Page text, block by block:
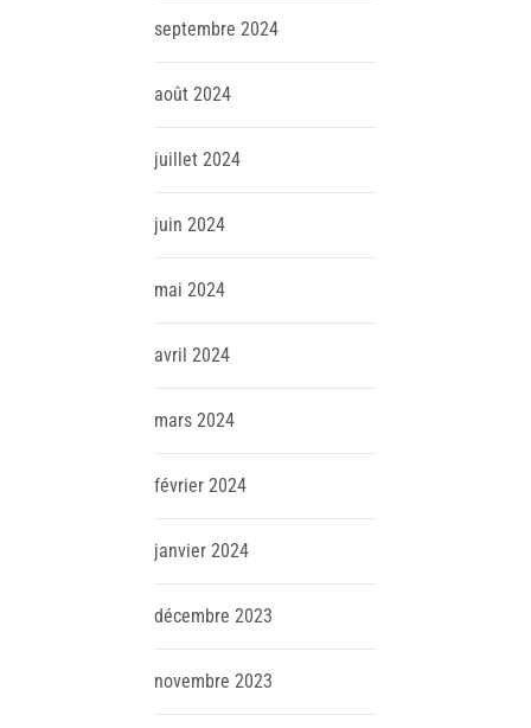
septembre 2024
août 2024
juillet 2024
juin 2024
mai 2024
avril 2024
mars 2024
février 2024
janvier 2024
décembre 2023
novembre 2023